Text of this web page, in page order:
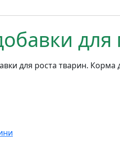
для
для роста тварин. Корма